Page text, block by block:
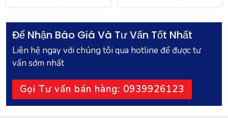
Để Nhận Báo Giá Và Tư Vấn Tốt Nhất
Liên hệ ngay với chúng tôi qua hotline để được tư
vấn sớm nhất
Gọi Tư vấn bán hàng: 0939926123